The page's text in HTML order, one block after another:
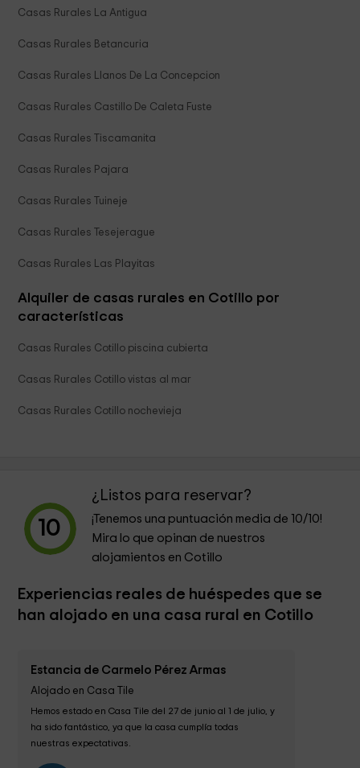
Casas Rurales La Antigua
Casas Rurales Betancuria
Casas Rurales Llanos De La Concepcion
Casas Rurales Castillo De Caleta Fuste
Casas Rurales Tiscamanita
Casas Rurales Pajara
Casas Rurales Tuineje
Casas Rurales Tesejerague
Casas Rurales Las Playitas
Alquiler de casas rurales en Cotillo por
características
Casas Rurales Cotillo piscina cubierta
Casas Rurales Cotillo vistas al mar
Casas Rurales Cotillo nochevieja
10
¿Listos para reservar?
¡Tenemos una puntuación media de 10/10!
Mira lo que opinan de nuestros
alojamientos en Cotillo
Experiencias reales de huéspedes que se
han alojado en una casa rural en Cotillo
Estancia de Carmelo Pérez Armas
Alojado en Casa Tile
Hemos estado en Casa Tile del 27 de junio al 1 de julio, y
ha sido fantástico, ya que la casa cumplía todas
nuestras expectativas.